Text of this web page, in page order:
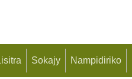
Sokajy Nampidiriko